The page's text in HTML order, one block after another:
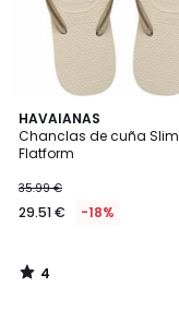
HAVAIANAS
Chanclas de cuña Slim
Flatform
35.99 €
29.51 € -18%
4
/
5
4
/